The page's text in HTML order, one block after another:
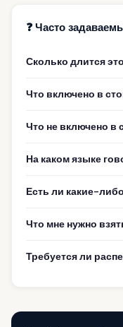
❓ Часто
Сколько длится
Что включено в
Что не включено в
На каком языке
Есть ли какие-
Что мне нужно
Требуется ли